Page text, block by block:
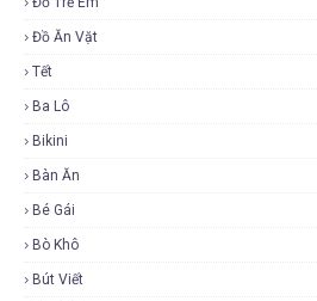
Đồ Ăn Vặt
Tết
Ba Lô
Bikini
Bàn Ăn
Bé Gái
Bò Khô
Bút Viết